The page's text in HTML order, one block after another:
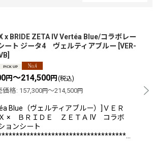
絞り込む
x BRIDE ZETA IV Vertéa Blue/コラボレー
ート ジータ4 ヴェルティアブルー VER-
円～214,500円 (税込)
価格: 157,300円～214,500円
Blue（ヴェルティアブルー）]ＶＥＲ
× ＢＲＩＤＥ ＺＥＴＡ IV コラボ
ョンシート